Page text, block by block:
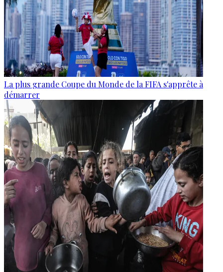
La plus grande Coupe du Monde de la FIFA s'apprête à
démarrer